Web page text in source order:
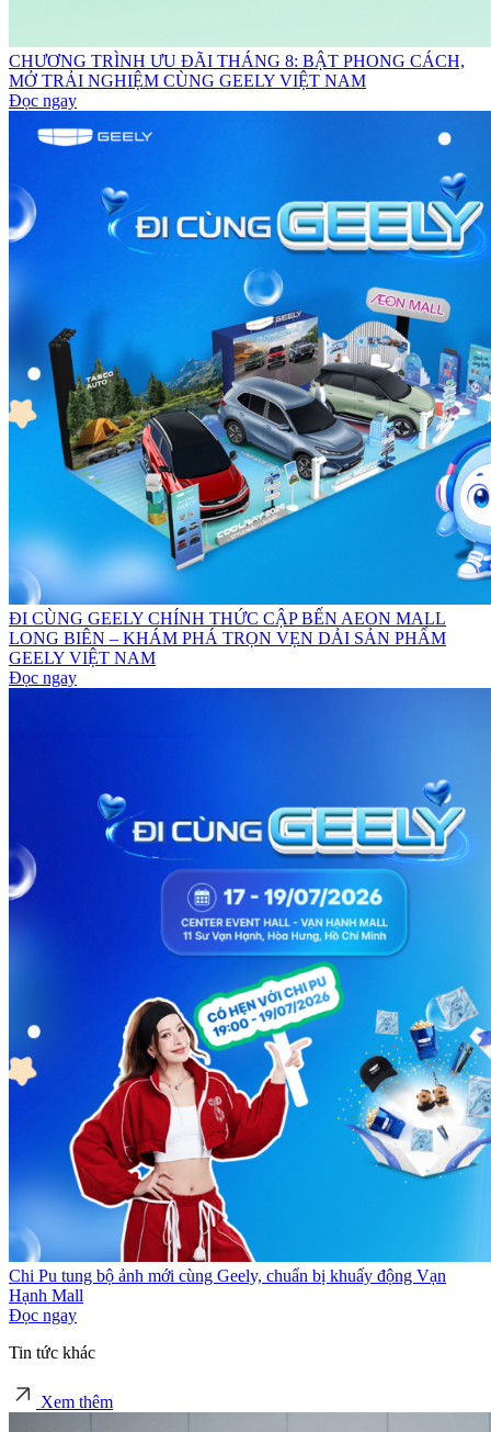
CHƯƠNG TRÌNH ƯU ĐÃI THÁNG 8: BẬT PHONG CÁCH,
MỞ TRẢI NGHIỆM CÙNG GEELY VIỆT NAM
Đọc ngay
ĐI CÙNG GEELY CHÍNH THỨC CẬP BẾN AEON MALL
LONG BIÊN – KHÁM PHÁ TRỌN VẸN DẢI SẢN PHẨM
GEELY VIỆT NAM
Đọc ngay
Chi Pu tung bộ ảnh mới cùng Geely, chuẩn bị khuấy động Vạn
Hạnh Mall
Đọc ngay
Tin tức khác
Xem thêm